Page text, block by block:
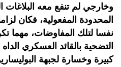
وخارجي لم تنفع معه
المحدودة المفعولية، فكان
نفسا لتلك المفاوضات، مهما
التضحية بالقائد العسكري
كبيرة وخسارة لجبهة